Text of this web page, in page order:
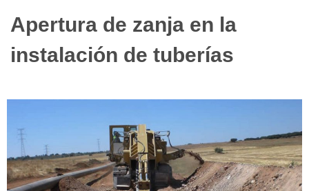
Apertura de zanja en la
instalación de tuberías